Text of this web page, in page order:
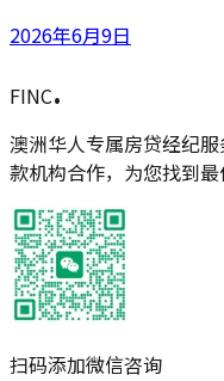
2026年6月9日
FINC.
澳洲华人专属房贷经纪
款机构合作，为您找到最
扫码添加微信咨询